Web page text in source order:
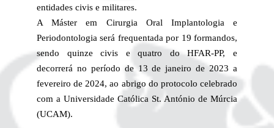
entidades civis e militares.
A Máster em Cirurgia Oral Implantologia e
Periodontologia será frequentada por 19 formandos,
sendo quinze civis e quatro do HFAR-PP, e
decorrerá no período de 13 de janeiro de 2023 a
fevereiro de 2024, ao abrigo do protocolo celebrado
com a Universidade Católica St. António de Múrcia
(UCAM).